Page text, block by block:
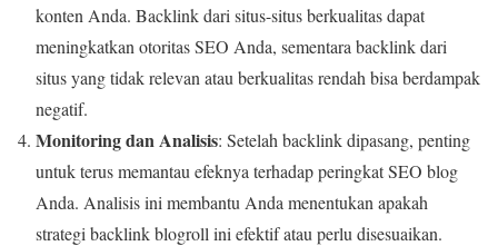
konten Anda. Backlink dari situs-situs berkualitas dapat
meningkatkan otoritas SEO Anda, sementara backlink dari
situs yang tidak relevan atau berkualitas rendah bisa berdampak
negatif.
Monitoring dan Analisis: Setelah backlink dipasang, penting
untuk terus memantau efeknya terhadap peringkat SEO blog
Anda. Analisis ini membantu Anda menentukan apakah
strategi backlink blogroll ini efektif atau perlu disesuaikan.